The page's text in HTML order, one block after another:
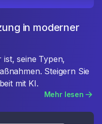
in moderner
seine Typen,
Steigern Sie
mit KI.
Mehr lesen